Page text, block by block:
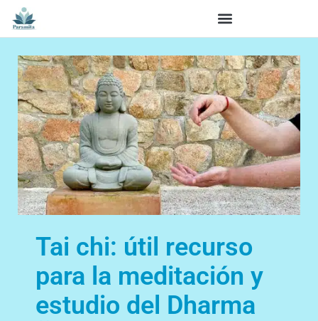
Tai chi: útil recurso
para la meditación y
estudio del Dharma